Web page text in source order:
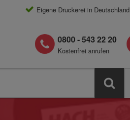
Eigene Druckerei in Deutschland
0800 - 543 22 20
Kostenfrei anrufen